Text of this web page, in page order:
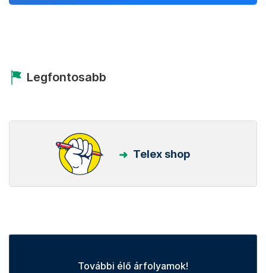
Legfontosabb
Telex shop
További élő árfolyamok!